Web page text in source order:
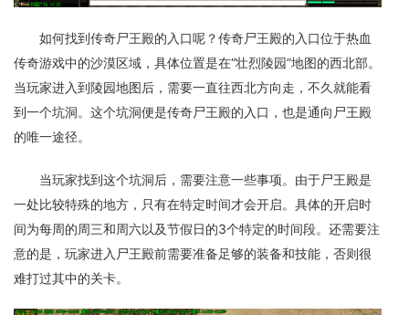
如何找到传奇尸王殿的入口呢？传奇尸王殿的入口位于热血
传奇游戏中的沙漠区域，具体位置是在“壮烈陵园”地图的西北部。
当玩家进入到陵园地图后，需要一直往西北方向走，不久就能看
到一个坑洞。这个坑洞便是传奇尸王殿的入口，也是通向尸王殿
的唯一途径。
当玩家找到这个坑洞后，需要注意一些事项。由于尸王殿是
一处比较特殊的地方，只有在特定时间才会开启。具体的开启时
间为每周的周三和周六以及节假日的3个特定的时间段。还需要注
意的是，玩家进入尸王殿前需要准备足够的装备和技能，否则很
难打过其中的关卡。